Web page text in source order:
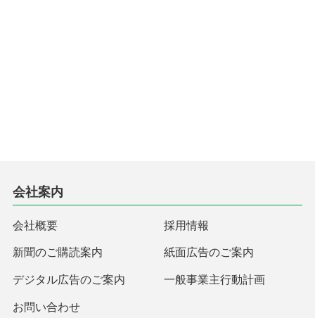
会社案内
会社概要 採用情報
新聞のご購読案内 紙面広告のご案内
デジタル広告のご案内 一般事業主行動計画
お問い合わせ